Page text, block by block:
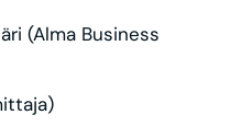
(Alma Business